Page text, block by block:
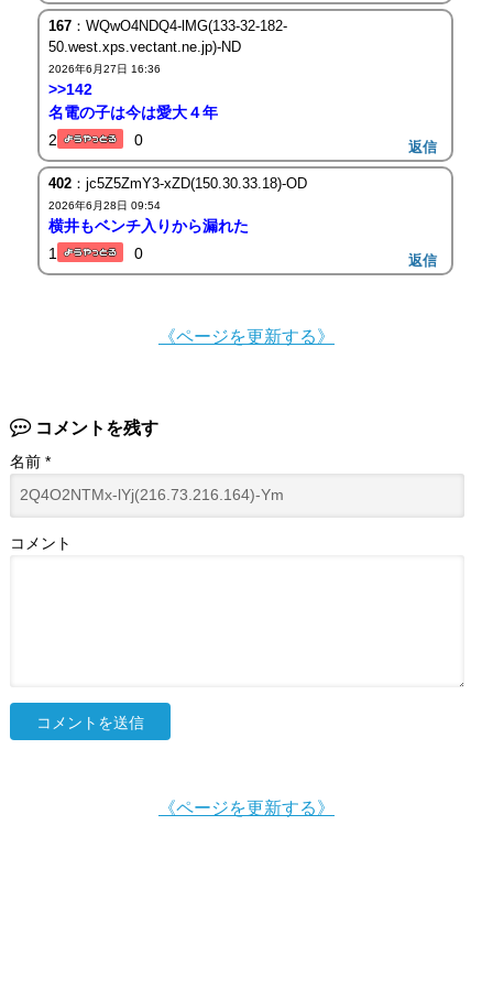
167：WQwO4NDQ4-lMG(133-32-182-
50.west.xps.vectant.ne.jp)-ND
2026年6月27日 16:36
>>142
名電の子は今は愛大４年
2
0 返信
402：jc5Z5ZmY3-xZD(150.30.33.18)-OD
2026年6月28日 09:54
横井もベンチ入りから漏れた
1
0 返信
《ページを更新する》
コメントを残す
名前 *
コメント
《ページを更新する》